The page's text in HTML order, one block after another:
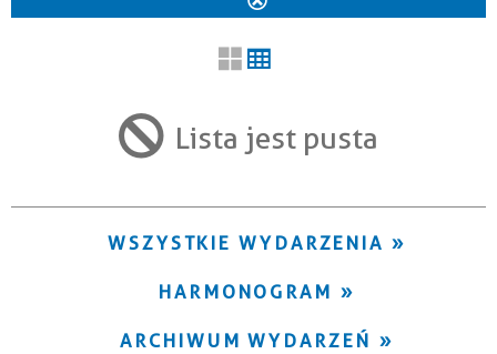
Trwające w zakresie
filtr
Lista jest pusta
WSZYSTKIE WYDARZENIA
HARMONOGRAM
ARCHIWUM WYDARZEŃ